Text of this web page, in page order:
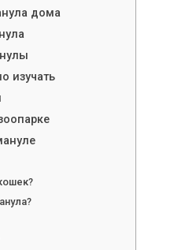
дома
изучать